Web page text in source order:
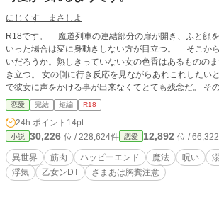
にじくす まさしよ
R18です。 魔道列車の連結部分の扉が開き、ふと顔をそちらに向ける。こう
いった場合は変に身動きしない方が目立つ。 そこから現れたのは２０歳くら
いだろうか。熟しきっていない女の色香はあるものの
き立つ。 女の側に行き反応を見ながらあれこれしたいと妄想する。 ああ、任務
で彼女に声をかける事が出来なくてとても残念だ。 その時、他の男が女に近づ
き手を尻に伸ばした。 任務のターゲットはまだ来ない。内心舌打ちしたが、痴
漢を逮捕するために動くわけにはいかない。 だが、痴漢の手によって身をよじ
り感じ始めたその女の足元を見て、俺は任務中に絶対に
だった──！ 乙女なモテない純情筋肉さんが、タイトルのヒロインを溺愛する、
らぶえっち物語です。 ざまぁ要素あり。胸糞注意サブ
変態要素は、ピュアピュア溺愛ほのぼの強めなので、普
と信じたいですが、感じ方には個人差があります。
恋愛 完結 短編 R18
24h.ポイント 14pt
小説 30,226 位 / 228,624件 恋愛 12,892 位 /
異世界 筋肉 ハッピーエンド 魔法 呪い
浮気
乙女ンDT ざまあは胸糞注意